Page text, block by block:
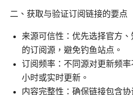
二、获取与验证订阅链接的要点
来源可信性：优先选择官方
的订阅源，避免钓鱼站点。
订阅频率：不同源对更新频
小时或实时更新。
内容完整性：确保链接包含协